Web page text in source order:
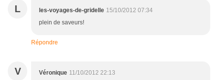
L les-voyages-de-gridelle 15/10/2012 07:34
plein de saveurs!
Répondre
V Véronique 11/10/2012 22:13